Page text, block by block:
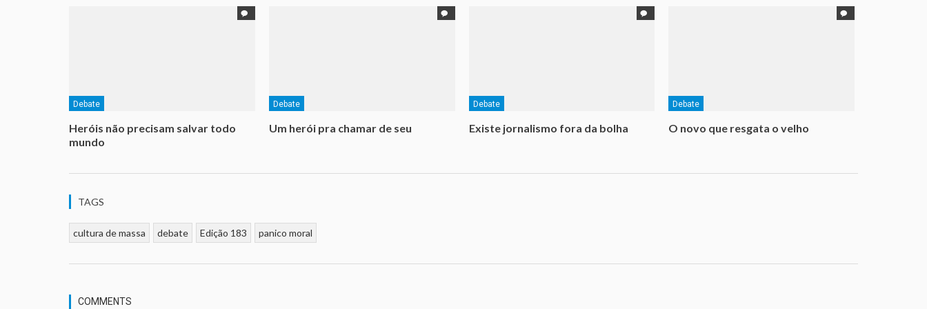
Debate
Heróis não precisam salvar todo
mundo
Debate
Um herói pra chamar de seu
Debate
Existe jornalismo fora da bolha
Debate
O novo que resgata o velho
TAGS
cultura de massa debate Edição 183 panico moral
COMMENTS